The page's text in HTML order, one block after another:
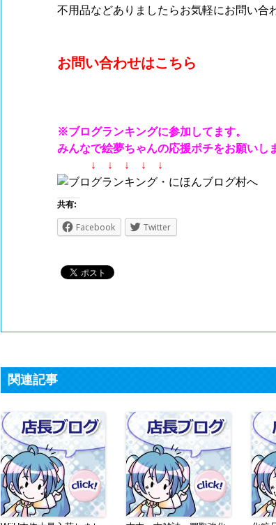
不用品などありましたらお気軽にお問い合
お問い合わせはこちら
※ブログランキングに参加してます。
みんなで絵夢ちゃんの応援ポチをお願いし
↓ ↓ ↓ ↓ ↓
共有:
Facebook Twitter
関連記事